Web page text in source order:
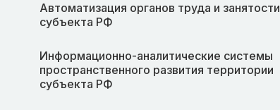
Автоматизация органов труда и занятости
субъекта РФ
Информационно-аналитические системы
пространственного развития территории
субъекта РФ